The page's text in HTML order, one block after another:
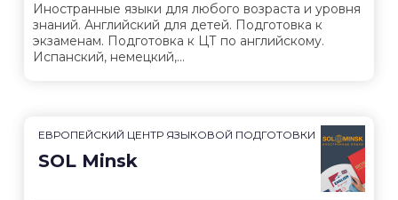
Иностранные языки для любого возраста и уровня
знаний. Английский для детей. Подготовка к
экзаменам. Подготовка к ЦТ по английскому.
Испанский, немецкий,...
ЕВРОПЕЙСКИЙ ЦЕНТР ЯЗЫКОВОЙ ПОДГОТОВКИ
SOL Minsk